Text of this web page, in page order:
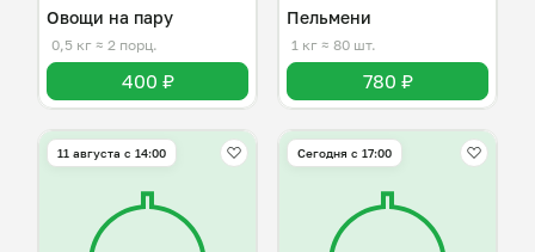
Овощи на пару
0,5 кг ≈ 2 порц.
400 ₽
Пельмени
1 кг ≈ 80 шт.
780 ₽
11 августа с 14:00 Сегодня с 17:00